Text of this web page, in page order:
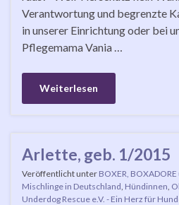
Verantwortung und begrenzte
in unserer Einrichtung oder bei
Pflegemama Vania …
Weiterlesen
Arlette, geb. 1/2015
Veröffentlicht unter BOXER,
Mischlinge in Deutschland Hündinnen
Underdog Rescue e.V. - Ein Herz für